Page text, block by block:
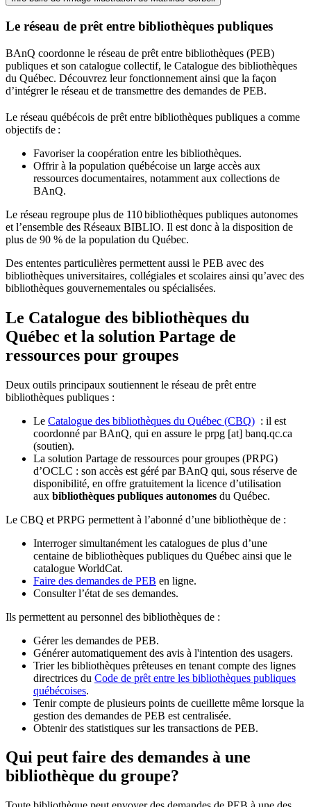
Le réseau de prêt entre bibliothèques publiques
BAnQ coordonne le réseau de prêt entre bibliothèques (PEB)
publiques et son catalogue collectif, le Catalogue des bibliothèques
du Québec. Découvrez leur fonctionnement ainsi que la façon
d’intégrer le réseau et de transmettre des demandes de PEB.
Le réseau québécois de prêt entre bibliothèques publiques a comme
objectifs de :
Favoriser la coopération entre les bibliothèques.
Offrir à la population québécoise un large accès aux
ressources documentaires, notamment aux collections de
BAnQ.
Le réseau regroupe plus de 110bibliothèques publiques autonomes
et l’ensemble des Réseaux BIBLIO. Il est donc à la disposition de
plus de 90 % de la population du Québec.
Des ententes particulières permettent aussi le PEB avec des
bibliothèques universitaires, collégiales et scolaires ainsi qu’avec des
bibliothèques gouvernementales ou spécialisées.
Le Catalogue des bibliothèques du
Québec et la solution Partage de
ressources pour groupes
Deux outils principaux soutiennent le réseau de prêt entre
bibliothèques publiques :
Le Catalogue des bibliothèques du Québec (CBQ) : il est
coordonné par BAnQ, qui en assure le prpg [at] banq.qc.ca
(soutien).
La solution Partage de ressources pour groupes (PRPG)
d’OCLC : son accès est géré par BAnQ qui, sous réserve de
disponibilité, en offre gratuitement la licence d’utilisation
aux bibliothèques publiques autonomes du Québec.
Le CBQ et PRPG permettent à l’abonné d’une bibliothèque de :
Interroger simultanément les catalogues de plus d’une
centaine de bibliothèques publiques du Québec ainsi que le
catalogue WorldCat.
Faire des demandes de PEB en ligne.
Consulter l’état de ses demandes.
Ils permettent au personnel des bibliothèques de :
Gérer les demandes de PEB.
Générer automatiquement des avis à l'intention des usagers.
Trier les bibliothèques prêteuses en tenant compte des lignes
directrices du Code de prêt entre les bibliothèques publiques
québécoises.
Tenir compte de plusieurs points de cueillette même lorsque la
gestion des demandes de PEB est centralisée.
Obtenir des statistiques sur les transactions de PEB.
Qui peut faire des demandes à une
bibliothèque du groupe?